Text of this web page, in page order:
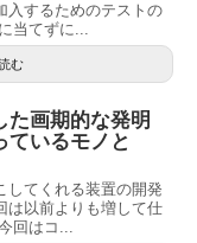
入するためのテストの
当てずに...
む
た画期的な発明
ているモノと
してくれる装置の開発
は以前よりも増して仕
回はコ...